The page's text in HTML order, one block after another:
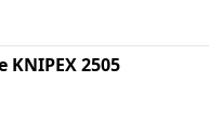
2505